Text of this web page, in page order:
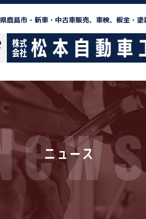
鹿島市 - 新車・中古車販売、車検、板金・
ニュース